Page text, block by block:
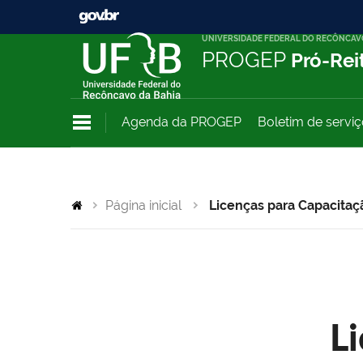
UNIVERSIDADE FEDERAL DO
PROGEP Pró-
Agenda da PROGEP Boletim de
Página inicial Licenças para